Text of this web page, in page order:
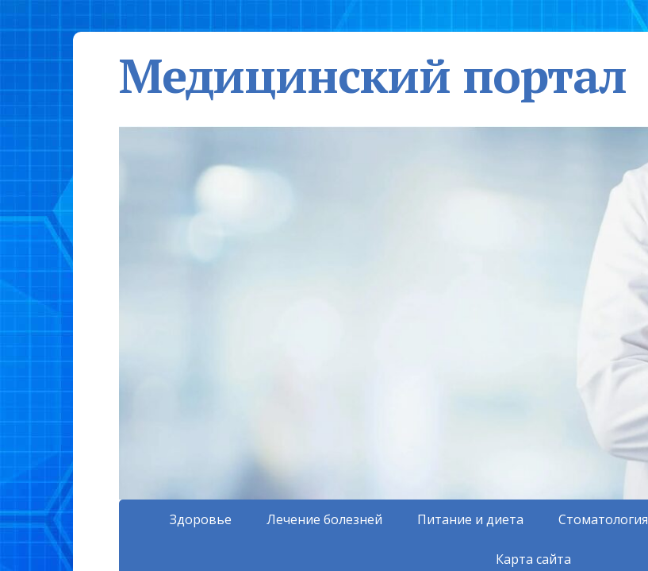
Медицинский портал
Здоровье Лечение болезней Питание и диета Стоматология
Карта сайта